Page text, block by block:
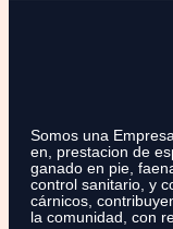
Somos una
en, prestacion de
ganado en pie,
control sanitario, y
cárnicos,
la comunidad, con